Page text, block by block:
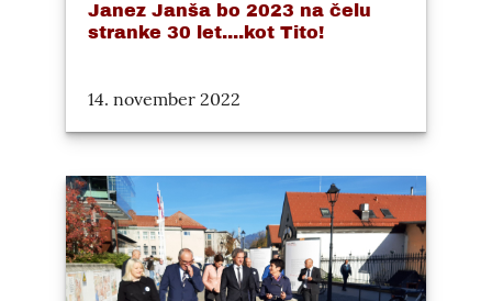
Janez Janša bo 2023 na čelu
stranke 30 let....kot Tito!
14. november 2022